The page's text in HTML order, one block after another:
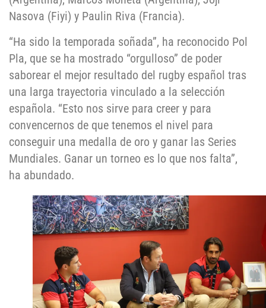
Nasova (Fiyi) y Paulin Riva (Francia).
“Ha sido la temporada soñada”, ha reconocido Pol
Pla, que se ha mostrado “orgulloso” de poder
saborear el mejor resultado del rugby español tras
una larga trayectoria vinculado a la selección
española. “Esto nos sirve para creer y para
convencernos de que tenemos el nivel para
conseguir una medalla de oro y ganar las Series
Mundiales. Ganar un torneo es lo que nos falta”,
ha abundado.